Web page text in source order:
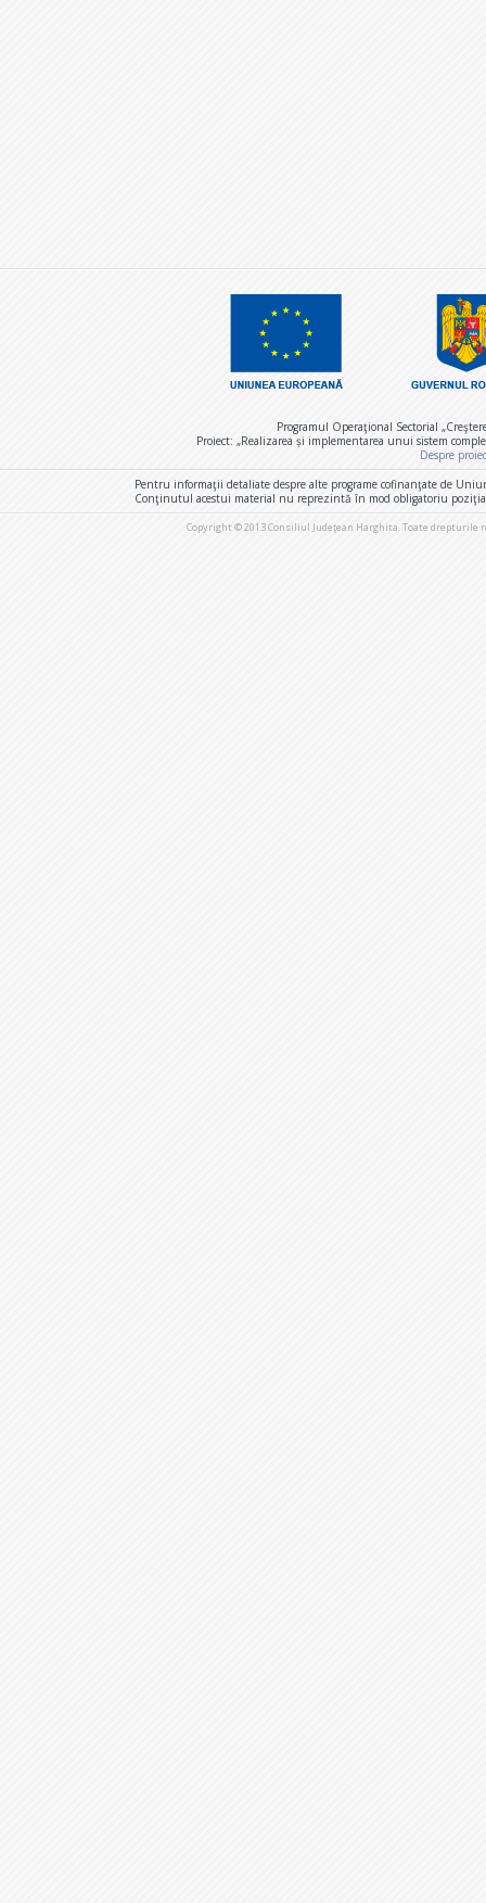
Programul Operaţional Sectorial
Proiect: „Realizarea și implementarea unui sistem
Despre
Pentru informaţii detaliate despre alte programe cofinanţate de
Conţinutul acestui material nu reprezintă în mod obligatoriu
Copyright © 2013 Consiliul Judeţean Harghita. Toate drepturile